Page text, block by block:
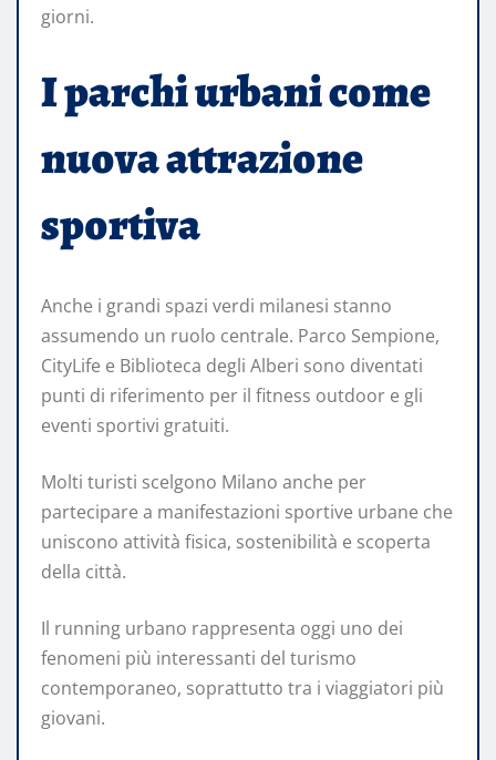
giorni.
I parchi urbani come
nuova attrazione
sportiva
Anche i grandi spazi verdi milanesi stanno
assumendo un ruolo centrale. Parco Sempione,
CityLife e Biblioteca degli Alberi sono diventati
punti di riferimento per il fitness outdoor e gli
eventi sportivi gratuiti.
Molti turisti scelgono Milano anche per
partecipare a manifestazioni sportive urbane che
uniscono attività fisica, sostenibilità e scoperta
della città.
Il running urbano rappresenta oggi uno dei
fenomeni più interessanti del turismo
contemporaneo, soprattutto tra i viaggiatori più
giovani.